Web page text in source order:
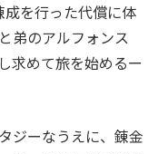
を行った代償に体
弟のアルフォンス
求めて旅を始めるー
ジーなうえに、錬金